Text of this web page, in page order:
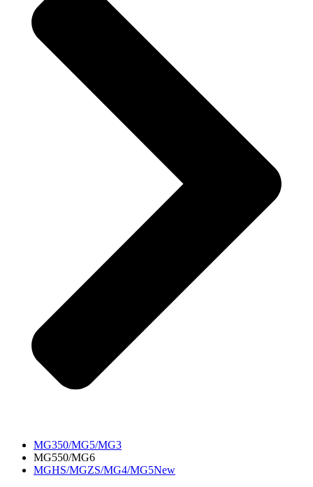
MG350/MG5/MG3
MG550/MG6
MGHS/MGZS/MG4/MG5New